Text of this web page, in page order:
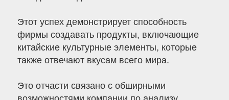
Этот успех демонстрирует способность
фирмы создавать продукты, включающие
китайские культурные элементы, которые
также отвечают вкусам всего мира.
Это отчасти связано с обширными